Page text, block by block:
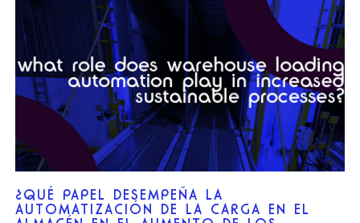
¿QUÉ PAPEL DESEMPEÑA LA
AUTOMATIZACIÓN DE LA CARGA EN EL